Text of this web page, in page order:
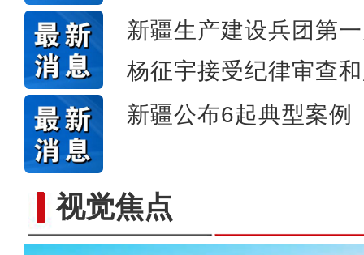
新疆生产建设兵团第
杨征宇接受纪律审查
新疆公布6起典型案例
视觉焦点